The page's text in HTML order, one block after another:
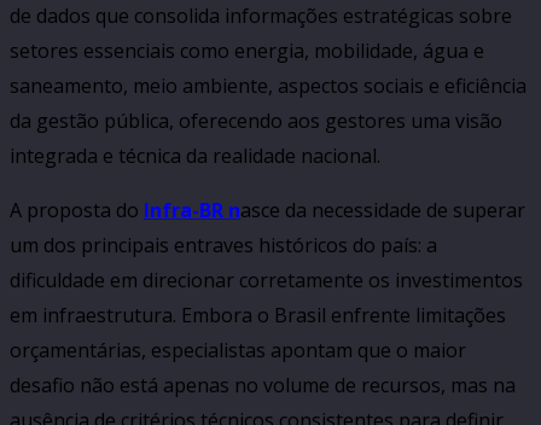
de dados que consolida informações estratégicas sobre
setores essenciais como energia, mobilidade, água e
saneamento, meio ambiente, aspectos sociais e eficiência
da gestão pública, oferecendo aos gestores uma visão
integrada e técnica da realidade nacional.
A proposta do Infra-BR nasce da necessidade de superar
um dos principais entraves históricos do país: a
dificuldade em direcionar corretamente os investimentos
em infraestrutura. Embora o Brasil enfrente limitações
orçamentárias, especialistas apontam que o maior
desafio não está apenas no volume de recursos, mas na
ausência de critérios técnicos consistentes para definir